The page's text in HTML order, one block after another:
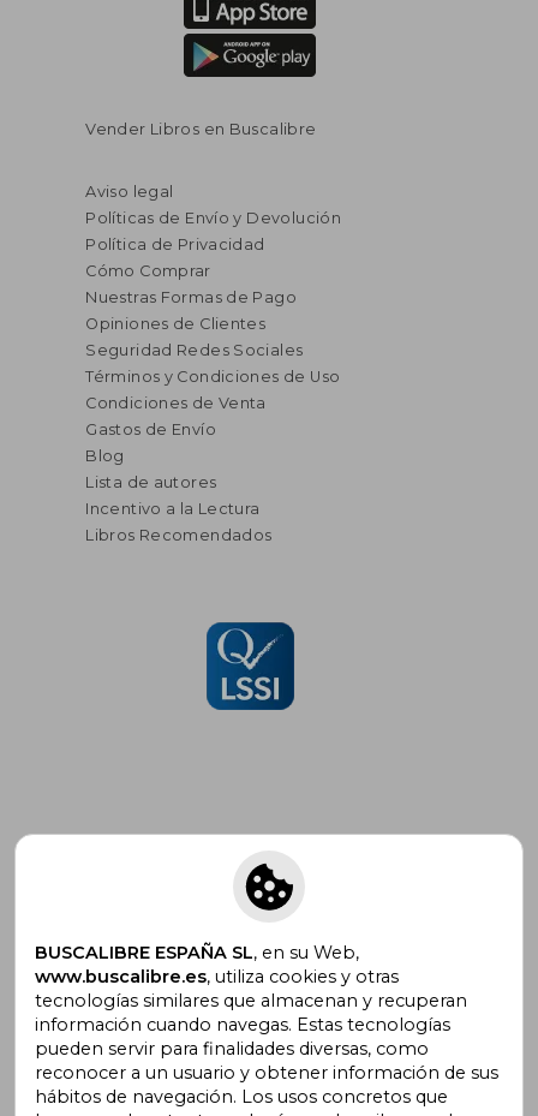
Vender Libros en Buscalibre
Aviso legal
Políticas de Envío y Devolución
Política de Privacidad
Cómo Comprar
Nuestras Formas de Pago
Opiniones de Clientes
Seguridad Redes Sociales
Términos y Condiciones de Uso
Condiciones de Venta
Gastos de Envío
Blog
Lista de autores
Incentivo a la Lectura
Libros Recomendados
Suscríbete para recibir ofertas y
promociones
¿Necesitas ayuda?
Ir a Centro de Soporte
BUSCALIBRE ESPAÑA SL, en su Web,
www.buscalibre.es, utiliza cookies y otras
tecnologías similares que almacenan y recuperan
información cuando navegas. Estas tecnologías
pueden servir para finalidades diversas, como
reconocer a un usuario y obtener información de sus
hábitos de navegación. Los usos concretos que